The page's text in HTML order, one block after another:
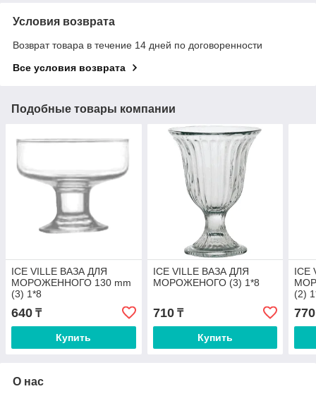
Условия возврата
Возврат товара в течение 14 дней по договоренности
Все условия возврата
Подобные товары компании
ICE VILLE ВАЗА ДЛЯ
МОРОЖЕННОГО 130 mm
(3) 1*8
640 ₸
Купить
ICE VILLE ВАЗА ДЛЯ
МОРОЖЕНОГО (3) 1*8
710₸
Купить
ICE
(2)
770
О нас